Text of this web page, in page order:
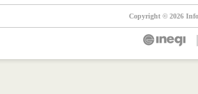
Copyright © 2026